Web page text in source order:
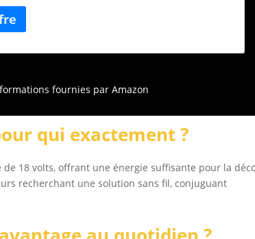
produit 2: Produit original de la marque
fournies par Amazon
qui exactement ?
de 18 volts, offrant une énergie suffisante pour la
recherchant une solution sans fil, conjuguant